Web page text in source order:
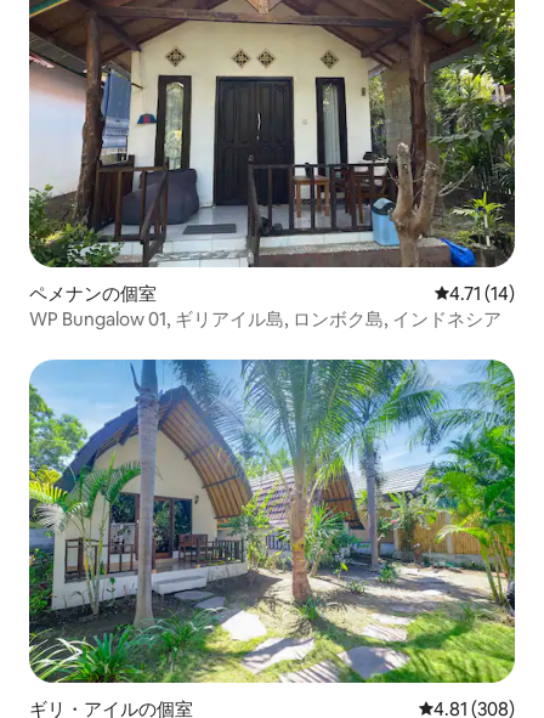
ペメナンの個室 レビュー14
4.71 (14)
WP Bungalow 01, ギリアイル島, ロンボク島, インドネシア
ギリ・アイルの個室 レビュー308
4.81 (308)